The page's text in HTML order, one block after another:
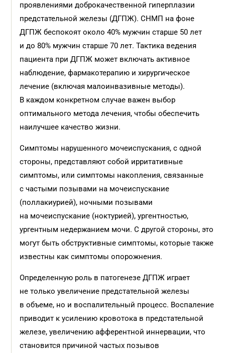
проявлениями доброкачественной гиперплазии
предстательной железы (ДГПЖ). СНМП на фоне
ДГПЖ беспокоят около 40% мужчин старше 50 лет
и до 80% мужчин старше 70 лет. Тактика ведения
пациента при ДГПЖ может включать активное
наблюдение, фармакотерапию и хирургическое
лечение (включая малоинвазивные методы).
В каждом конкретном случае важен выбор
оптимального метода лечения, чтобы обеспечить
наилучшее качество жизни.
Симптомы нарушенного моче­ис­пускания, с одной
стороны, представляют собой ирритативные
симптомы, или симптомы накопления, связанные
с частыми позывами на мочеиспускание
(поллакиурией), ночными позывами
на мочеиспускание (ноктурией), ургентностью,
ургентным недержанием мочи. С другой стороны, это
могут быть обструктивные симптомы, которые также
известны как симптомы опорожнения.
Определенную роль в патогенезе ДГПЖ играет
не только увеличение предстательной железы
в объеме, но и воспалительный процесс. Воспаление
приводит к усилению кровотока в предстательной
железе, увеличению афферентной иннервации, что
становится причиной час­тых позывов